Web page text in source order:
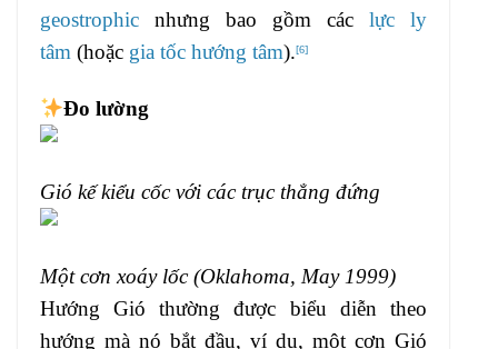
geostrophic nhưng bao gồm các lực ly
tâm (hoặc gia tốc hướng tâm).[6]
Đo lường
Gió kế kiểu cốc với các trục thẳng đứng
Một cơn xoáy lốc (Oklahoma, May 1999)
Hướng Gió thường được biểu diễn theo
hướng mà nó bắt đầu, ví dụ, một cơn Gió